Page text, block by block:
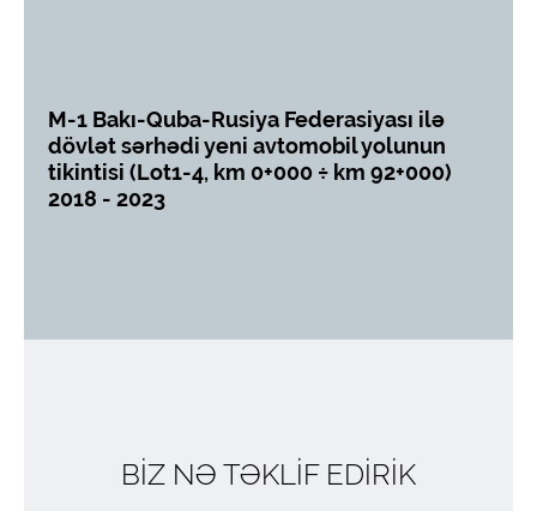
ilə
E-763 Magistral yolunda tikinti işləri:
Belqrad– cənubi Adriatik,
hissə 1 Belqrad (Ostruznica) - Ljiq,
Kəsik 3 Obrenovac – Ub
BİZ NƏ TƏKLİF EDİRİK